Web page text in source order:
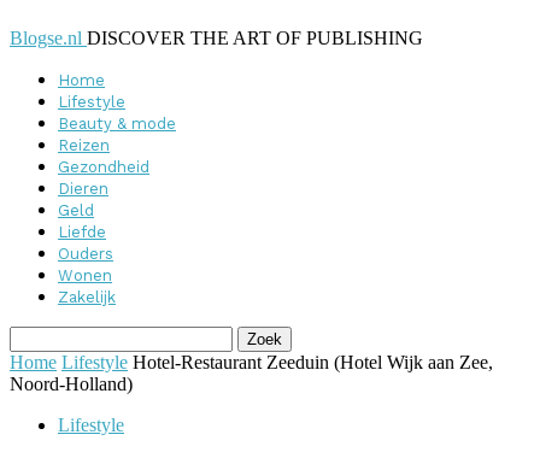
Blogse.nl DISCOVER THE ART OF PUBLISHING
Home
Lifestyle
Beauty & mode
Reizen
Gezondheid
Dieren
Geld
Liefde
Ouders
Wonen
Zakelijk
Home Lifestyle Hotel-Restaurant Zeeduin (Hotel Wijk aan Zee,
Noord-Holland)
Lifestyle